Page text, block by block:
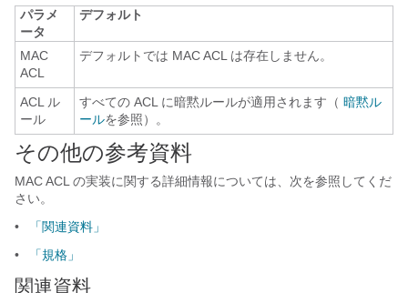
パラメ
ータ
デフォルト
MAC
ACL
デフォルトでは MAC ACL は存在しません。
ACL ル
ール
すべての ACL に暗黙ルールが適用されます（ 暗黙ル
ールを参照）。
その他の参考資料
MAC ACL の実装に関する詳細情報については、次を参照してくだ
さい。
•
「関連資料」
•
「規格」
関連資料